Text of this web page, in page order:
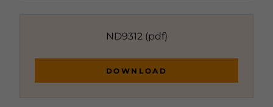
ND9312(pdf)
DOWNLOAD